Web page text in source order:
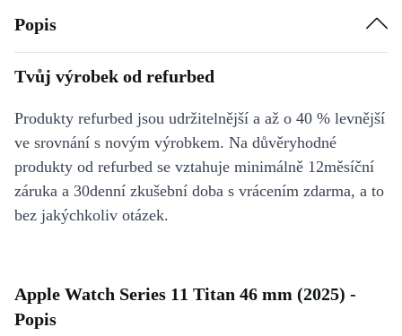
Popis
Tvůj výrobek od refurbed
Produkty refurbed jsou udržitelnější a až o 40 % levnější
ve srovnání s novým výrobkem. Na důvěryhodné
produkty od refurbed se vztahuje minimálně 12měsíční
záruka a 30denní zkušební doba s vrácením zdarma, a to
bez jakýchkoliv otázek.
Apple Watch Series 11 Titan 46 mm (2025) -
Popis